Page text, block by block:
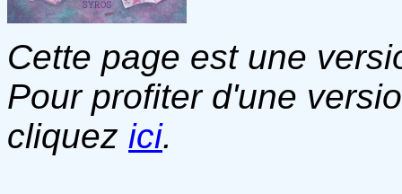
Cette page est une
Pour profiter d'une
cliquez ici.